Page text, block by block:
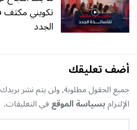
تكويني مكثف
الجدد
أضف تعليقك
جميع الحقول مطلوبة, ولن يتم نشر
الإلتزامبسياسة الموقعفي التعليقات.